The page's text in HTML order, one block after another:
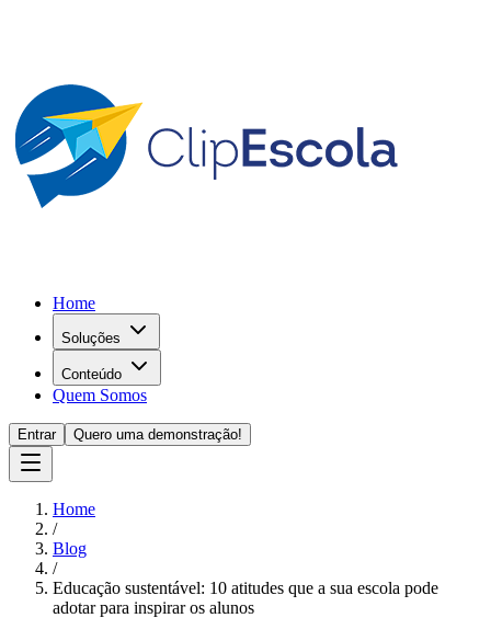
Home
Soluções
Conteúdo
Quem Somos
Entrar Quero uma demonstração!
Home
/
Blog
/
Educação sustentável: 10 atitudes que a sua escola pode
adotar para inspirar os alunos